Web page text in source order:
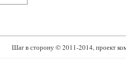
Шаг в сторону © 2011-2014, проект